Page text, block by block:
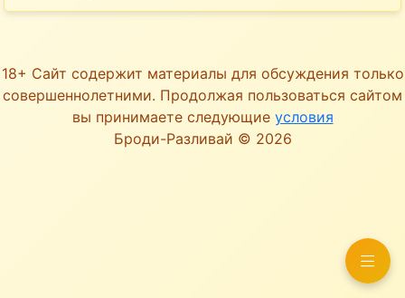
18+ Сайт содержит материалы для обсуждения только
совершеннолетними. Продолжая пользоваться сайтом
вы принимаете следующие условия
Броди-Разливай © 2026